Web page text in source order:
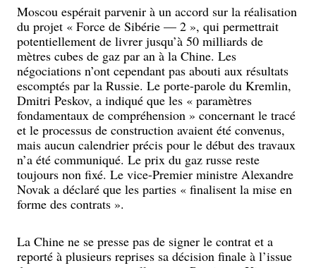
Moscou espérait parvenir à un accord sur la réalisation
du projet « Force de Sibérie — 2 », qui permettrait
potentiellement de livrer jusqu’à 50 milliards de
mètres cubes de gaz par an à la Chine. Les
négociations n’ont cependant pas abouti aux résultats
escomptés par la Russie. Le porte-parole du Kremlin,
Dmitri Peskov, a indiqué que les « paramètres
fondamentaux de compréhension » concernant le tracé
et le processus de construction avaient été convenus,
mais aucun calendrier précis pour le début des travaux
n’a été communiqué. Le prix du gaz russe reste
toujours non fixé. Le vice-Premier ministre Alexandre
Novak a déclaré que les parties « finalisent la mise en
forme des contrats ».
La Chine ne se presse pas de signer le contrat et a
reporté à plusieurs reprises sa décision finale à l’issue